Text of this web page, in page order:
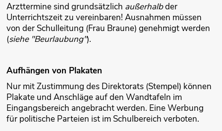
Arzttermine sind grundsätzlich außerhalbder
Unterrichtszeit zu vereinbaren! Ausnahmen müssen
von der Schulleitung (Frau Braune) genehmigt werden
(siehe "Beurlaubung").
Aufhängen von Plakaten
Nur mit Zustimmung des Direktorats (Stempel) können
Plakate und Anschläge auf den Wandtafeln im
Eingangsbereich angebracht werden. Eine Werbung
für politische Parteien ist im Schulbereich verboten.